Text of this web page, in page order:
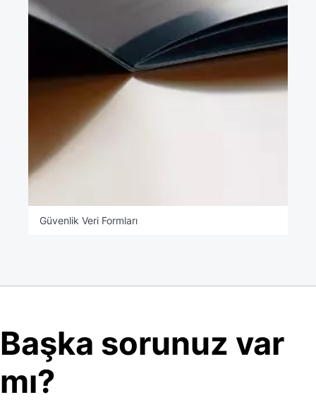
Güvenlik Veri Formları
Başka sorunuz var
mı?